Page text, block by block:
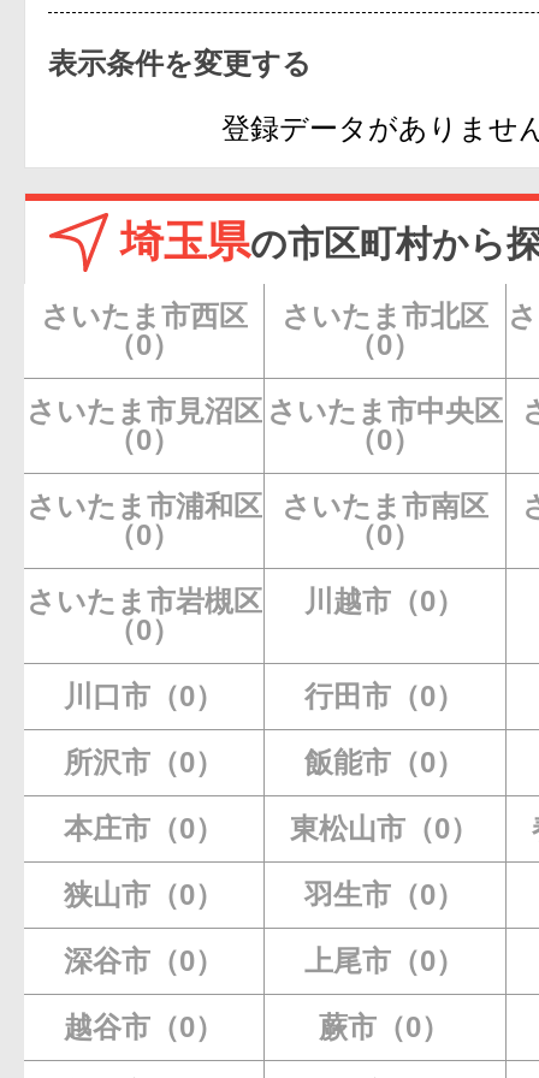
登録データがありませ
埼玉県の市区町村から
さいたま市西区
（0）
さいたま市北区
（0）
さいたま市見沼区
（0）
さいたま市中央区
（0）
さいたま市浦和区
（0）
さいたま市南区
（0）
さいたま市岩槻区
（0）
川越市（0）
川口市（0） 行田市（0）
所沢市（0） 飯能市（0）
本庄市（0） 東松山市（0）
狭山市（0） 羽生市（0）
深谷市（0） 上尾市（0）
越谷市（0） 蕨市（0）